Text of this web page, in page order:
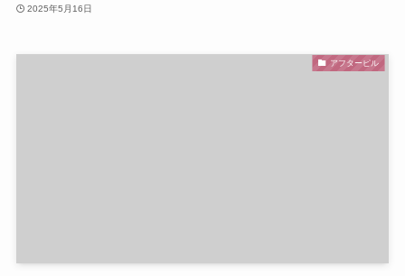
2025年5月16日
アフターピル